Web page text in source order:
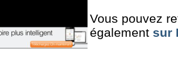
Vous pouvez
également sur